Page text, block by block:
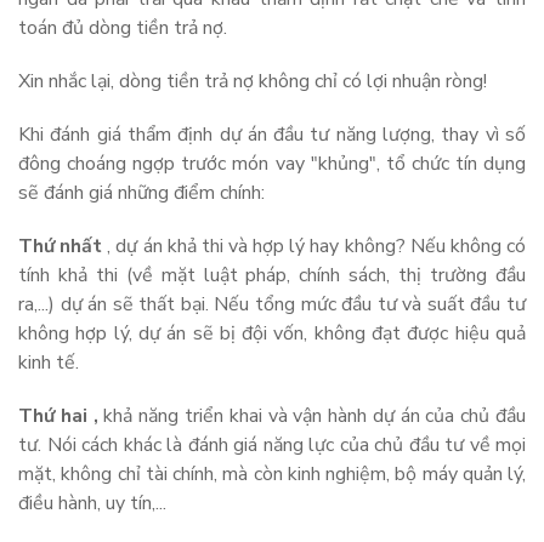
toán đủ dòng tiền trả nợ.
Xin nhắc lại, dòng tiền trả nợ không chỉ có lợi nhuận ròng!
Khi đánh giá thẩm định dự án đầu tư năng lượng, thay vì số
đông choáng ngợp trước món vay "khủng", tổ chức tín dụng
sẽ đánh giá những điểm chính:
Thứ nhất, dự án khả thi và hợp lý hay không? Nếu không có
tính khả thi (về mặt luật pháp, chính sách, thị trường đầu
ra,...) dự án sẽ thất bại. Nếu tổng mức đầu tư và suất đầu tư
không hợp lý, dự án sẽ bị đội vốn, không đạt được hiệu quả
kinh tế.
Thứ hai , khả năng triển khai và vận hành dự án của chủ đầu
tư. Nói cách khác là đánh giá năng lực của chủ đầu tư về mọi
mặt, không chỉ tài chính, mà còn kinh nghiệm, bộ máy quản lý,
điều hành, uy tín,...